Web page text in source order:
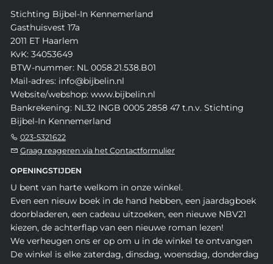
Stichting Bijbel-In Kennemerland
Gasthuisvest 17a
2011 ET Haarlem
KvK: 34053649
BTW-nummer: NL 0058.21.538.B01
Mail-adres: info@bijbelin.nl
Website/webshop: www.bijbelin.nl
Bankrekening: NL32 INGB 0005 2858 47 t.n.v. Stichting
Bijbel-In Kennemerland
023-5321622
Graag reageren via het Contactformulier
OPENINGSTIJDEN
U bent van harte welkom in onze winkel.
Even een nieuw boek in de hand hebben, een jaardagboek
doorbladeren, een cadeau uitzoeken, een nieuwe NBV21
kiezen, de achterflap van een nieuwe roman lezen!
We verheugen ons er op om u in de winkel te ontvangen
De winkel is elke zaterdag, dinsdag, woensdag, donderdag